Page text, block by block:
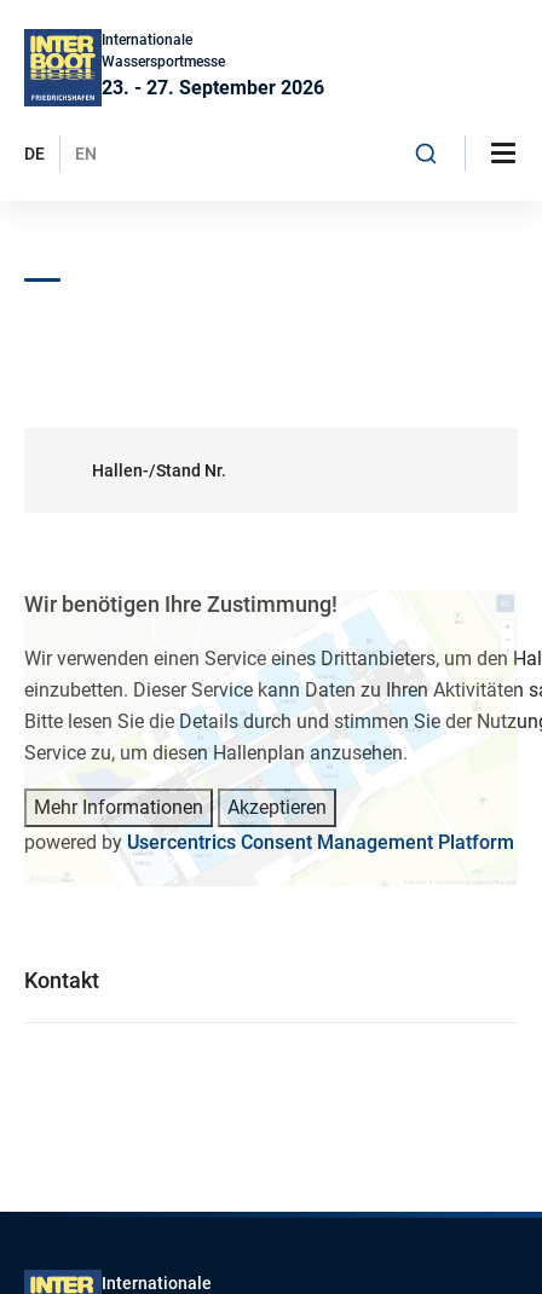
Internationale
Wassersportmesse
23. - 27. September 2026
DE EN
Hallen-/Stand Nr.
Wir benötigen Ihre Zustimmung!
Wir verwenden einen Service eines Drittanbieters, um den
einzubetten. Dieser Service kann Daten zu Ihren Aktivitäten
Bitte lesen Sie die Details durch und stimmen Sie der
Service zu, um diesen Hallenplan anzusehen.
Mehr Informationen
Akzeptieren
powered by Usercentrics Consent Management Platform
Kontakt
Internationale